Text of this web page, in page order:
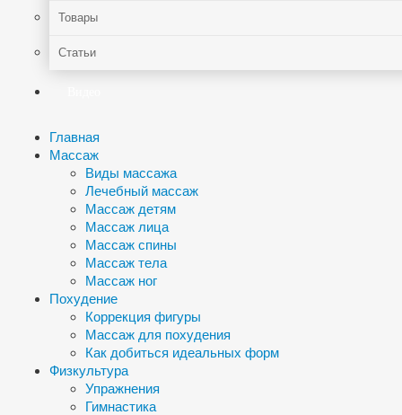
Товары
Статьи
Главная
Массаж
Виды массажа
Лечебный массаж
Массаж детям
Массаж лица
Массаж спины
Массаж тела
Массаж ног
Похудение
Коррекция фигуры
Массаж для похудения
Как добиться идеальных форм
Физкультура
Упражнения
Гимнастика